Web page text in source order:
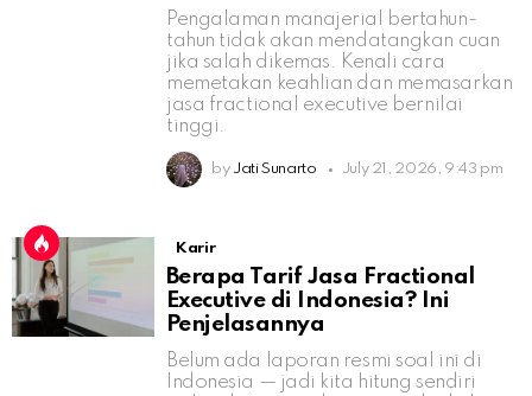
Pengalaman manajerial bertahun-
tahun tidak akan mendatangkan cuan
jika salah dikemas. Kenali cara
memetakan keahlian dan memasarkan
jasa fractional executive bernilai
tinggi.
by Jati Sunarto July 21, 2026, 9:43 pm
Karir
Berapa Tarif Jasa Fractional
Executive di Indonesia? Ini
Penjelasannya
Belum ada laporan resmi soal ini di
Indonesia — jadi kita hitung sendiri